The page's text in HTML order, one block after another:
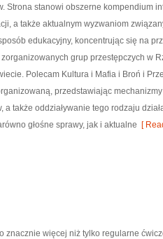
Strona stanowi obszerne kompendium
a także aktualnym wyzwaniom
edukacyjny, koncentrując się na
grup przestępczych w
Polecam Kultura i Mafia i Broń i
przedstawiając mechanizmy
także oddziaływanie tego rodzaju
głośne sprawy, jak i aktualne [
znacznie więcej niż tylko regularne